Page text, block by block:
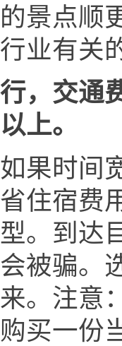
的景点顺
行业有关
行，交通
以上。
如果时间
省住宿费
型。到达
会被骗。
来。注意
购买一份